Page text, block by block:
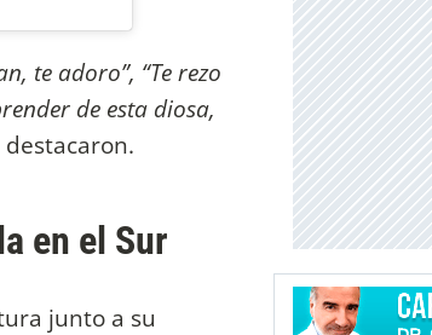
te adoro”, “Te rezo
de esta diosa,
en el Sur
junto a su